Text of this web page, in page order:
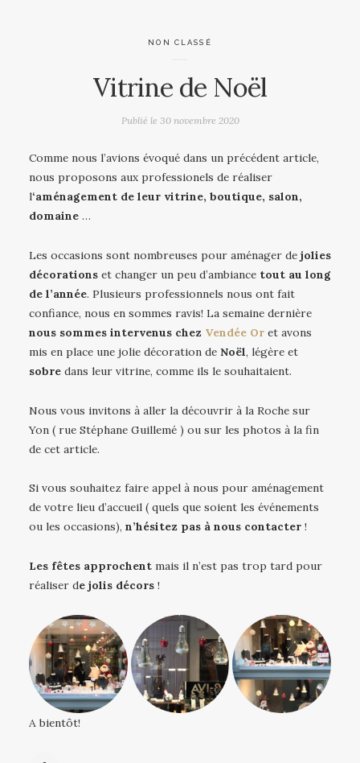
NON CLASSÉ
Vitrine de Noël
Publié le 30 novembre 2020
Comme nous l’avions évoqué dans un précédent article,
nous proposons aux professionels de réaliser
l‘aménagement de leur vitrine, boutique, salon,
domaine …
Les occasions sont nombreuses pour aménager de jolies
décorations et changer un peu d’ambiance tout au long
de l’année. Plusieurs professionnels nous ont fait
confiance, nous en sommes ravis! La semaine dernière
nous sommes intervenus chez Vendée Or et avons
mis en place une jolie décoration de Noël, légère et
sobre dans leur vitrine, comme ils le souhaitaient.
Nous vous invitons à aller la découvrir à la Roche sur
Yon ( rue Stéphane Guillemé ) ou sur les photos à la fin
de cet article.
Si vous souhaitez faire appel à nous pour aménagement
de votre lieu d’accueil ( quels que soient les événements
ou les occasions), n’hésitez pas à nous contacter !
Les fêtes approchent mais il n’est pas trop tard pour
réaliser de jolis décors !
A bientôt!